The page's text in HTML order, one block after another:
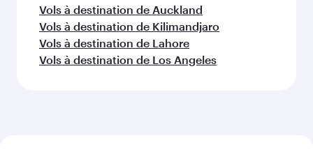
Vols à destination de Auckland
Vols à destination de Kilimandjaro
Vols à destination de Lahore
Vols à destination de Los Angeles